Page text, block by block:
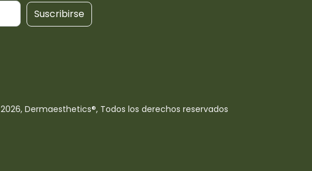
Suscribirse
2026, Dermaesthetics®, Todos los derechos reservados